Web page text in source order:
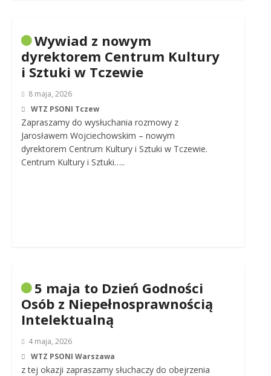
Wywiad z nowym
dyrektorem Centrum Kultury
i Sztuki w Tczewie
8 maja, 2026
WTZ PSONI Tczew
Zapraszamy do wysłuchania rozmowy z
Jarosławem Wojciechowskim – nowym
dyrektorem Centrum Kultury i Sztuki w Tczewie.
Centrum Kultury i Sztuki…..
5 maja to Dzień Godności
Osób z Niepełnosprawnością
Intelektualną
4 maja, 2026
WTZ PSONI Warszawa
z tej okazji zapraszamy słuchaczy do obejrzenia